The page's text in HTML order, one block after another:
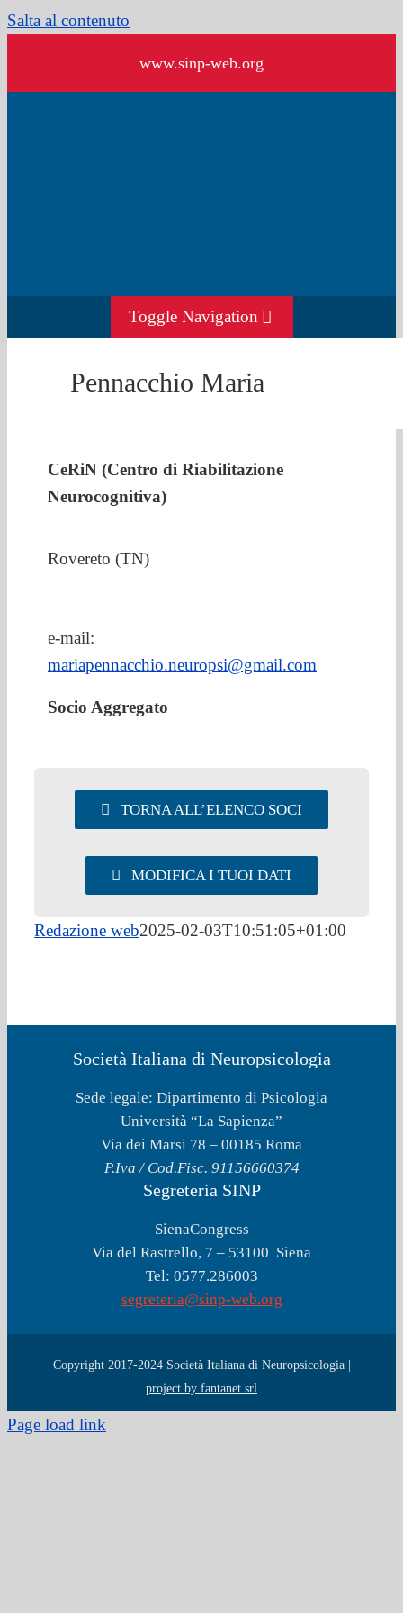
Salta al contenuto
www.sinp-web.org
Toggle Navigation
EVENTI & NEWS
AREA SOCI
Pennacchio Maria
CeRiN (Centro di Riabilitazione
Neurocognitiva)
Rovereto (TN)
e-mail:
mariapennacchio.neuropsi@gmail.com
Socio Aggregato
TORNA ALL’ELENCO SOCI
MODIFICA I TUOI DATI
Redazione web2025-02-03T10:51:05+01:00
Società Italiana di Neuropsicologia
Sede legale: Dipartimento di Psicologia
Università “La Sapienza”
Via dei Marsi 78 – 00185 Roma
P.Iva / Cod.Fisc. 91156660374
Segreteria SINP
SienaCongress
Via del Rastrello, 7 – 53100 Siena
Tel: 0577.286003
segreteria@sinp-web.org
Copyright 2017-2024 Società Italiana di Neuropsicologia |
project by fantanet srl
Page load link